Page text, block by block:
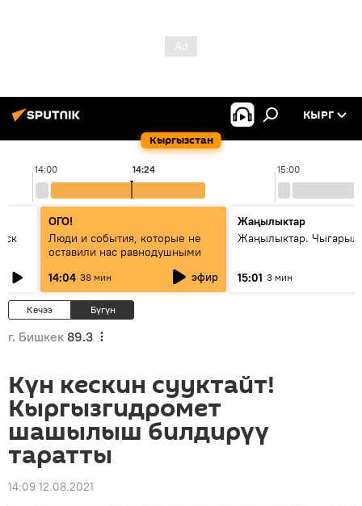
Кыргызстан
КЫРГ
14:00 15:00
14:24
ОГО!
Люди и события, которые не
оставили нас равнодушными
14:04 38 мин эфир
Жаңылыктар
Жаңылыктар.
15:01 3 мин
Кечээ Бүгүн
г. Бишкек 89.3
Күн кескин сууктайт!
Кыргызгидромет
шашылыш билдирүү
таратты
14:09 12.08.2021